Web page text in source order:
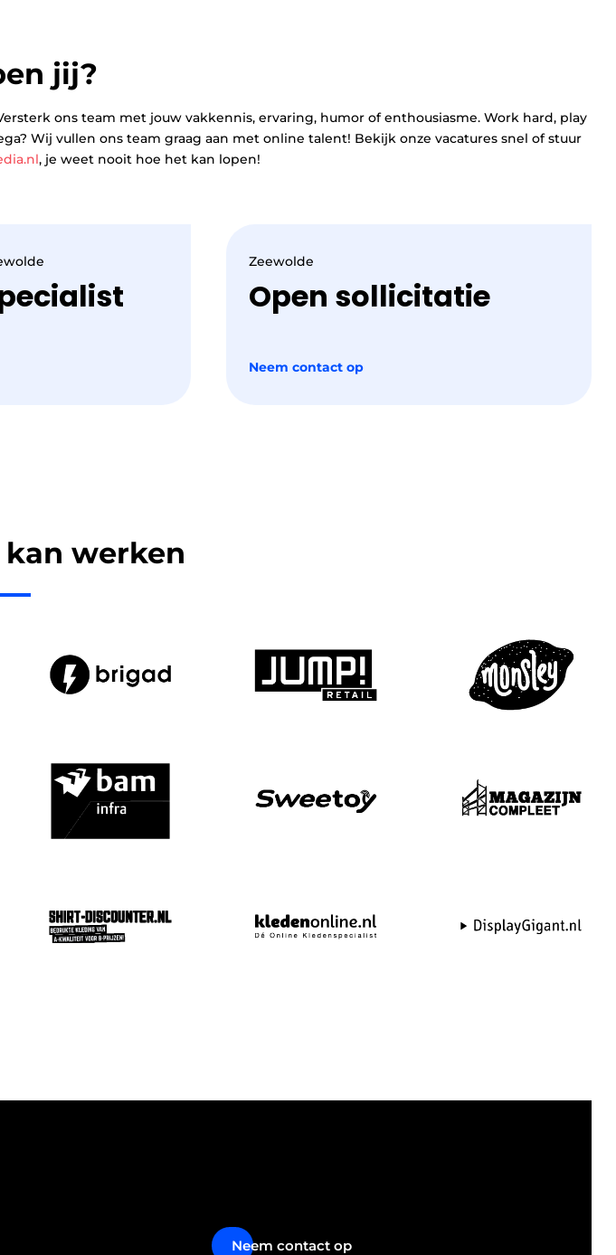
jij?
ons team met jouw vakkennis, ervaring, humor of enthousiasme. Work hard, play
Wij vullen ons team graag aan met online talent! Bekijk onze vacatures snel of stuur
, je weet nooit hoe het kan lopen!
Zeewolde
Open sollicitatie
Neem contact op
werken
Neem contact op